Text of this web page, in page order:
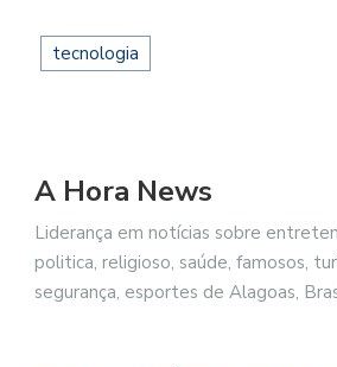
tecnologia
A Hora News
Liderança em notícias sobre
politica, religioso, saúde, famosos,
segurança, esportes de Alagoas,